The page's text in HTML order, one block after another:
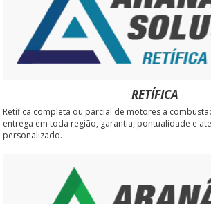
RETÍFICA
Retífica completa ou parcial de motores a
entrega em toda região, garantia, pontualidade e
personalizado.